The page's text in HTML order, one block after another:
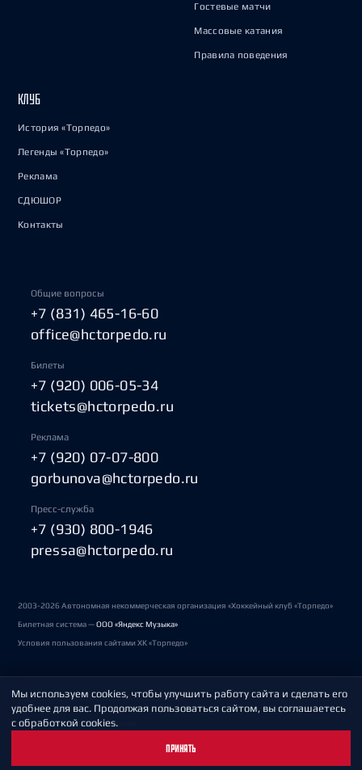
Гостевые матчи
Массовые катания
Правила поведения
КЛУБ
История «Торпедо»
Легенды «Торпедо»
Реклама
СДЮШОР
Контакты
Общие вопросы
+7 (831) 465-16-60
office@hctorpedo.ru
Билеты
+7 (920) 006-05-34
tickets@hctorpedo.ru
Реклама
+7 (920) 07-07-800
gorbunova@hctorpedo.ru
Пресс-служба
+7 (930) 800-1946
pressa@hctorpedo.ru
2003-2026 Автономная некоммерческая организация «Хоккейный клуб «Торпедо»
Билетная система —ООО «Яндекс Музыка»
Условия пользования сайтами ХК «Торпедо»
Политика обработки персональных данных
Пользовательское соглашение
Мы используем cookies, чтобы улучшить работу сайта и сделать его
удобнее для вас. Продолжая пользоваться сайтом, вы соглашаетесь
с обработкой cookies.
ПРИНЯТЬ